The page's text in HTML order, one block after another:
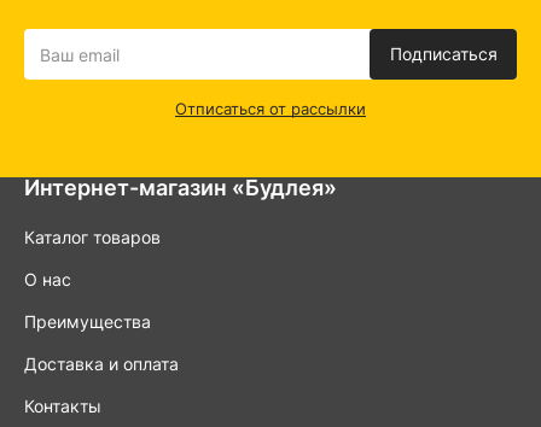
Интернет-магазин «Будлея»
Каталог товаров
О нас
Преимущества
Доставка и оплата
Контакты
Подписаться
Отписаться от рассылки